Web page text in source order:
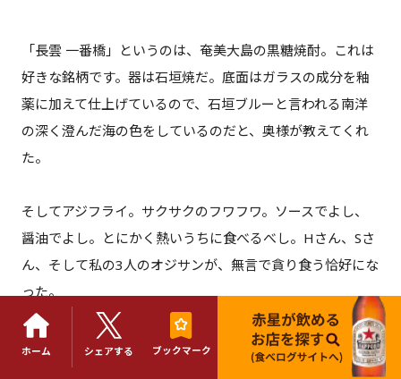
「長雲 一番橋」というのは、奄美大島の黒糖焼酎。これは
好きな銘柄です。器は石垣焼だ。底面はガラスの成分を釉
薬に加えて仕上げているので、石垣ブルーと言われる南洋
の深く澄んだ海の色をしているのだと、奥様が教えてくれ
た。
そしてアジフライ。サクサクのフワフワ。ソースでよし、
醤油でよし。とにかく熱いうちに食べるべし。Hさん、Sさ
ん、そして私の3人のオジサンが、無言で貪り食う恰好にな
った。
いやあ、楽しいな。店は、先代が始めてから10年。現在の
店主が継いでからでもまだ7年と比較的新しい。夕方から夜
ホーム シェアする ブックマーク